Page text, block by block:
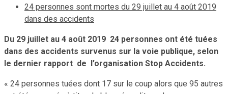
24 personnes sont mortes du 29 juillet au 4 août 2019
dans des accidents
Du 29 juillet au 4 août 2019 24 personnes ont été tuées
dans des accidents survenus sur la voie publique, selon
le dernier rapport de l’organisation Stop Accidents.
« 24 personnes tuées dont 17 sur le coup alors que 95 autres